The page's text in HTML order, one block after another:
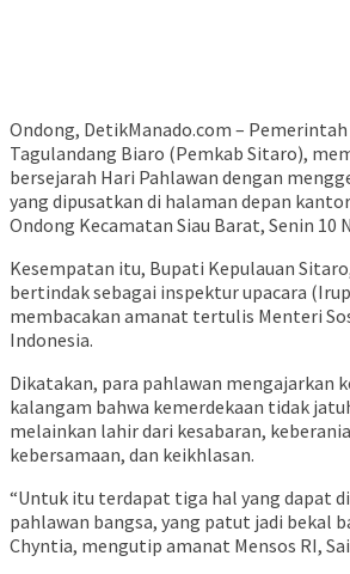
Ondong, DetikManado.com –
Tagulandang Biaro (Pemkab Sitaro),
bersejarah Hari Pahlawan dengan
yang dipusatkan di halaman depan
Ondong Kecamatan Siau Barat, Senin 10
Kesempatan itu, Bupati Kepulauan
bertindak sebagai inspektur upacara
membacakan amanat tertulis Menteri
Indonesia.
Dikatakan, para pahlawan mengajarkan
kalangam bahwa kemerdekaan tidak
melainkan lahir dari kesabaran,
kebersamaan, dan keikhlasan.
“Untuk itu terdapat tiga hal yang dapat
pahlawan bangsa, yang patut jadi bekal
Chyntia, mengutip amanat Mensos RI,